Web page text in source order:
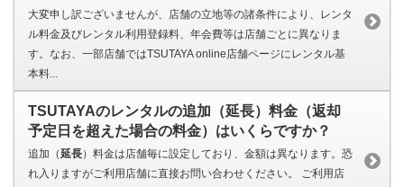
大変申し訳ございませんが、店舗の立地等の諸条件により、レンタ
ル料金及びレンタル利用登録料、年会費等は店舗ごとに異なりま
す。なお、一部店舗ではTSUTAYA online店舗ページにレンタル基
本料...
TSUTAYAのレンタルの追加（延長）料金（返却
予定日を超えた場合の料金）はいくらですか？
追加（延長）料金は店舗毎に設定しており、金額は異なります。恐
れ入りますがご利用店舗に直接お問い合わせください。 ご利用店